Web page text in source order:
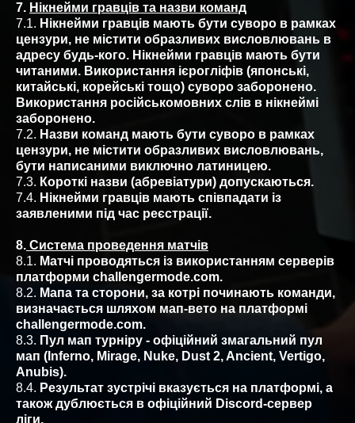
7. Нікнейми гравців та назви команд
7.1. Нікнейми гравців мають бути суворо в рамках
цензури, не містити образливих висловлювань в
адресу будь-кого. Нікнейми гравців мають бути
читаними. Використання ієрогліфів (японські,
китайські, корейські тощо) суворо заборонено.
Використання російськомовних слів в нікнеймі
заборонено.
7.2. Назви команд мають бути суворо в рамках
цензури, не містити образливих висловлювань,
бути написаними виключно латиницею.
7.3. Короткі назви (абревіатури) допускаються.
7.4. Нікнейми гравців мають співпадати із
заявленими під час реєстрації.
8. Система проведення матчів
8.1. Матчі проводяться із використанням серверів
платформи challengermode.com.
8.2. Мапа та сторони, за котрі починають команди,
визначається шляхом мап-вето на платформі
challengermode.com.
8.3. Пул мап турніру - офіційний змагальний пул
мап (Inferno, Mirage, Nuke, Dust 2, Ancient, Vertigo,
Anubis).
8.4. Результат зустрічі вказується на платформі, а
також дублюється в офіційний Discord-сервер
ліги.